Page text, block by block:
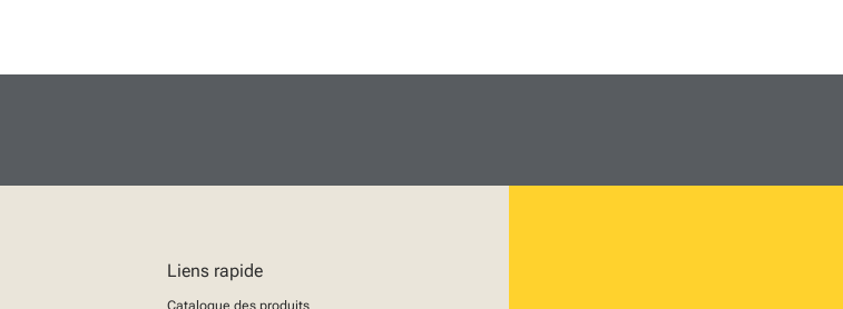
Liens rapide
Catalogue des produits